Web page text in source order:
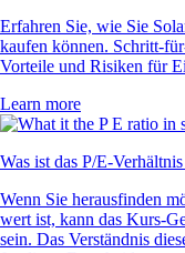
Erfahren Sie, wie Sie
kaufen können. Schritt-
Vorteile und Risiken für
Learn more
Was ist das P/E-
Wenn Sie herausfinden
wert ist, kann das Kurs-
sein. Das Verständnis